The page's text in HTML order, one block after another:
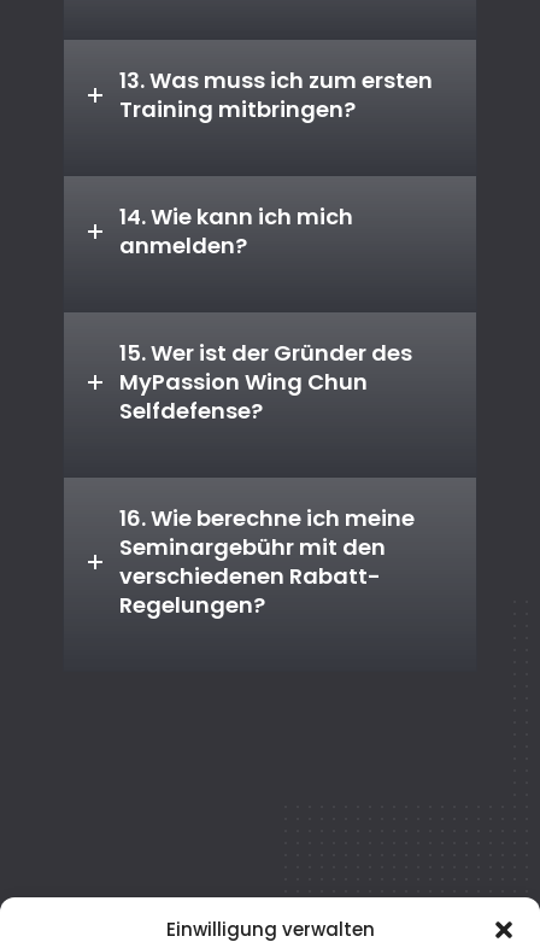
Einwilligung verwalten
13. Was muss ich zum ersten
Training mitbringen?
14. Wie kann ich mich
anmelden?
15. Wer ist der Gründer des
MyPassion Wing Chun
Selfdefense?
16. Wie berechne ich meine
Seminargebühr mit den
verschiedenen Rabatt-
Regelungen?